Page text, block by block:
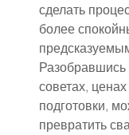
сделать
более
Разобравшись
советах,
подготовки,
превратить